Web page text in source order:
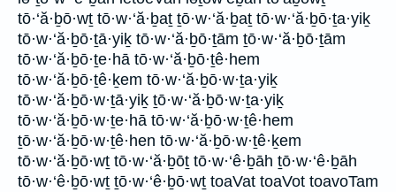
tō·‘ă·ḇō·wṯ tō·w·‘ă·ḇaṯ ṯō·w·‘ă·ḇaṯ tō·w·‘ă·ḇō·ṯa·yiḵ
tō·w·‘ă·ḇō·ṯā·yiḵ tō·w·‘ă·ḇō·ṯām ṯō·w·‘ă·ḇō·ṯām
tō·w·‘ă·ḇō·ṯe·hā tō·w·‘ă·ḇō·ṯê·hem
tō·w·‘ă·ḇō·ṯê·ḵem tō·w·‘ă·ḇō·w·ṯa·yiḵ
tō·w·‘ă·ḇō·w·ṯā·yiḵ ṯō·w·‘ă·ḇō·w·ṯa·yiḵ
tō·w·‘ă·ḇō·w·ṯe·hā tō·w·‘ă·ḇō·w·ṯê·hem
ṯō·w·‘ă·ḇō·w·ṯê·hen tō·w·‘ă·ḇō·w·ṯê·ḵem
tō·w·‘ă·ḇō·wṯ tō·w·‘ă·ḇōṯ tō·w·‘ê·ḇāh ṯō·w·‘ê·ḇāh
tō·w·‘ê·ḇō·wṯ ṯō·w·‘ê·ḇō·wṯ toaVat toaVot toavoTam